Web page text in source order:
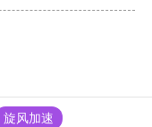
旋风加速